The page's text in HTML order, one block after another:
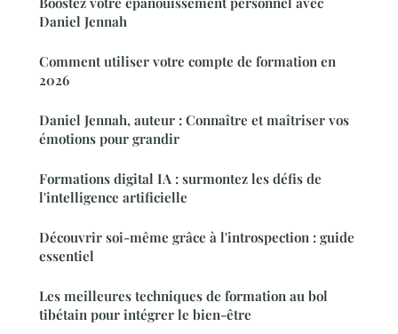
Daniel Jennah
Comment utiliser votre compte de formation en
2026
Daniel Jennah, auteur : Connaître et maîtriser vos
émotions pour grandir
Formations digital IA : surmontez les défis de
l'intelligence artificielle
Découvrir soi-même grâce à l'introspection : guide
essentiel
Les meilleures techniques de formation au bol
tibétain pour intégrer le bien-être